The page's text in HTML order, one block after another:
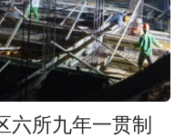
六所九年一贯制